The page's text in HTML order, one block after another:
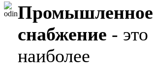
Промышленное
снабжение - это
наиболее